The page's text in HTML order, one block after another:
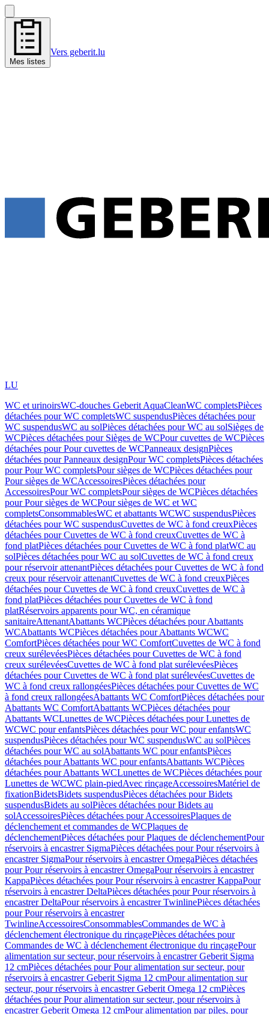
Mes listes
Vers geberit.lu
LU
WC et urinoirsWC-douches Geberit AquaCleanWC completsPièces
détachées pour WC completsWC suspendusPièces détachées pour
WC suspendusWC au solPièces détachées pour WC au solSièges de
WCPièces détachées pour Sièges de WCPour cuvettes de WCPièces
détachées pour Pour cuvettes de WCPanneaux designPièces
détachées pour Panneaux designPour WC completsPièces détachées
pour Pour WC completsPour sièges de WCPièces détachées pour
Pour sièges de WCAccessoiresPièces détachées pour
AccessoiresPour WC completsPour sièges de WCPièces détachées
pour Pour sièges de WCPour sièges de WC et WC
completsConsommablesWC et abattants WCWC suspendusPièces
détachées pour WC suspendusCuvettes de WC à fond creuxPièces
détachées pour Cuvettes de WC à fond creuxCuvettes de WC à
fond platPièces détachées pour Cuvettes de WC à fond platWC au
solPièces détachées pour WC au solCuvettes de WC à fond creux
pour réservoir attenantPièces détachées pour Cuvettes de WC à fond
creux pour réservoir attenantCuvettes de WC à fond creuxPièces
détachées pour Cuvettes de WC à fond creuxCuvettes de WC à
fond platPièces détachées pour Cuvettes de WC à fond
platRéservoirs apparents pour WC, en céramique
sanitaireAttenantAbattants WCPièces détachées pour Abattants
WCAbattants WCPièces détachées pour Abattants WCWC
ComfortPièces détachées pour WC ComfortCuvettes de WC à fond
creux surélevéesPièces détachées pour Cuvettes de WC à fond
creux surélevéesCuvettes de WC à fond plat surélevéesPièces
détachées pour Cuvettes de WC à fond plat surélevéesCuvettes de
WC à fond creux rallongéesPièces détachées pour Cuvettes de WC
à fond creux rallongéesAbattants WC ComfortPièces détachées pour
Abattants WC ComfortAbattants WCPièces détachées pour
Abattants WCLunettes de WCPièces détachées pour Lunettes de
WCWC pour enfantsPièces détachées pour WC pour enfantsWC
suspendusPièces détachées pour WC suspendusWC au solPièces
détachées pour WC au solAbattants WC pour enfantsPièces
détachées pour Abattants WC pour enfantsAbattants WCPièces
détachées pour Abattants WCLunettes de WCPièces détachées pour
Lunettes de WCWC plain-piedAvec rinçageAccessoiresMatériel de
fixationBidetsBidets suspendusPièces détachées pour Bidets
suspendusBidets au solPièces détachées pour Bidets au
solAccessoiresPièces détachées pour AccessoiresPlaques de
déclenchement et commandes de WCPlaques de
déclenchementPièces détachées pour Plaques de déclenchementPour
réservoirs à encastrer SigmaPièces détachées pour Pour réservoirs à
encastrer SigmaPour réservoirs à encastrer OmegaPièces détachées
pour Pour réservoirs à encastrer OmegaPour réservoirs à encastrer
KappaPièces détachées pour Pour réservoirs à encastrer KappaPour
réservoirs à encastrer DeltaPièces détachées pour Pour réservoirs à
encastrer DeltaPour réservoirs à encastrer TwinlinePièces détachées
pour Pour réservoirs à encastrer
TwinlineAccessoiresConsommablesCommandes de WC à
déclenchement électronique du rinçagePièces détachées pour
Commandes de WC à déclenchement électronique du rinçagePour
alimentation sur secteur, pour réservoirs à encastrer Geberit Sigma
12 cmPièces détachées pour Pour alimentation sur secteur, pour
réservoirs à encastrer Geberit Sigma 12 cmPour alimentation sur
secteur, pour réservoirs à encastrer Geberit Omega 12 cmPièces
détachées pour Pour alimentation sur secteur, pour réservoirs à
encastrer Geberit Omega 12 cmPour alimentation par piles, pour